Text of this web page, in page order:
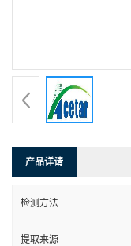
产品详请
检测方法
提取来源